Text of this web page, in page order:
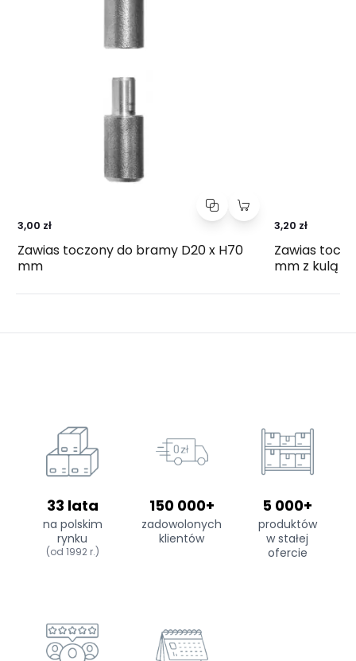
3,00 zł
Zawias toczony do bramy D20 x H70
mm
3,20 zł
Zawias
mm z kulą
33 lata
na polskim
rynku
(od 1992 r.)
150 000+
zadowolonych
klientów
5 000+
produktów
w stałej
ofercie